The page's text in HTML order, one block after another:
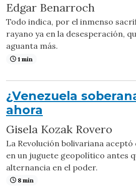
Edgar Benarroch
Todo indica, por el inmenso
rayano ya en la desesperación,
aguanta más.
1 min
¿Venezuela
ahora
Gisela Kozak Rovero
La Revolución bolivariana
en un juguete geopolítico antes
alternancia en el poder.
8 min